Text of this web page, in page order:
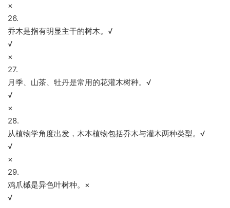
×
26.
乔木是指有明显主干的树木。√
√
×
27.
月季、山茶、牡丹是常用的花灌木树种。√
√
×
28.
从植物学角度出发，木本植物包括乔木与灌木两种类型。√
√
×
29.
鸡爪槭是异色叶树种。×
√